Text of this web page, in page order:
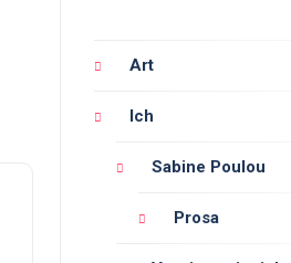
Art
Ich
Sabine Poulou
Prosa